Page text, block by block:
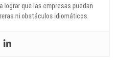
lograr que las empresas puedan
ni obstáculos idiomáticos.